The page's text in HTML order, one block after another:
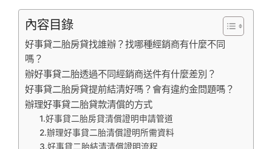
內容目錄
好事貸二胎房貸找誰辦？找哪種經銷商有什麼不同
嗎？
辦好事貸二胎透過不同經銷商送件有什麼差別？
好事貸二胎房貸提前結清好嗎？會有違約金問題嗎？
辦理好事貸二胎貸款清償的方式
1.好事貸二胎房貸清償證明申請管道
2.辦理好事貸二胎清償證明所需資料
3.好事貸二胎結清清償證明流程